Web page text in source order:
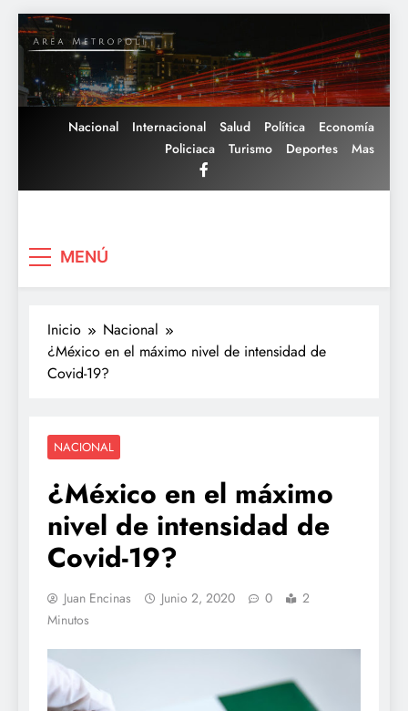
Saltar
al
contenido
Nacional Internacional Salud Política
Economía
Policiaca
Turismo Deportes Mas
MENÚ
Inicio
Nacional
¿México en el máximo nivel de intensidad de
Covid-19?
NACIONAL
¿México en el máximo
nivel de intensidad de
Covid-19?
Juan Encinas Junio 2, 2020 0
2
Minutos